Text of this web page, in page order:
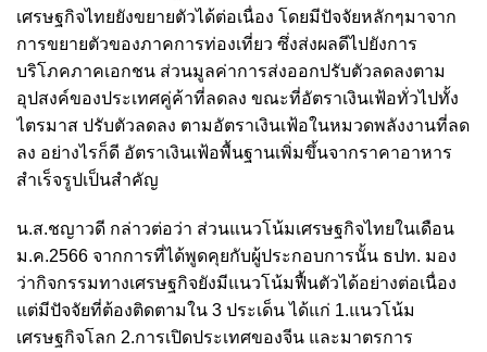
เศรษฐกิจไทยยังขยายตัวได้ต่อเนื่อง โดยมีปัจจัยหลักๆมาจาก
การขยายตัวของภาคการท่องเที่ยว ซึ่งส่งผลดีไปยังการ
บริโภคภาคเอกชน ส่วนมูลค่าการส่งออกปรับตัวลดลงตาม
อุปสงค์ของประเทศคู่ค้าที่ลดลง ขณะที่อัตราเงินเฟ้อทั่วไปทั้ง
ไตรมาส ปรับตัวลดลง ตามอัตราเงินเฟ้อในหมวดพลังงานที่ลด
ลง อย่างไรก็ดี อัตราเงินเฟ้อพื้นฐานเพิ่มขึ้นจากราคาอาหาร
สำเร็จรูปเป็นสำคัญ
น.ส.ชญาวดี กล่าวต่อว่า ส่วนแนวโน้มเศรษฐกิจไทยในเดือน
ม.ค.2566 จากการที่ได้พูดคุยกับผู้ประกอบการนั้น ธปท. มอง
ว่ากิจกรรมทางเศรษฐกิจยังมีแนวโน้มฟื้นตัวได้อย่างต่อเนื่อง
แต่มีปัจจัยที่ต้องติดตามใน 3 ประเด็น ได้แก่ 1.แนวโน้ม
เศรษฐกิจโลก 2.การเปิดประเทศของจีน และมาตรการ